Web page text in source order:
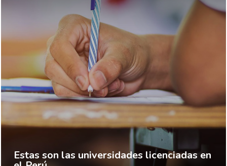
Estas son las universidades licenciadas en